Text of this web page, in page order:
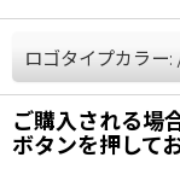
ロゴタイプカラー:
ご購入される場
ボタンを押して